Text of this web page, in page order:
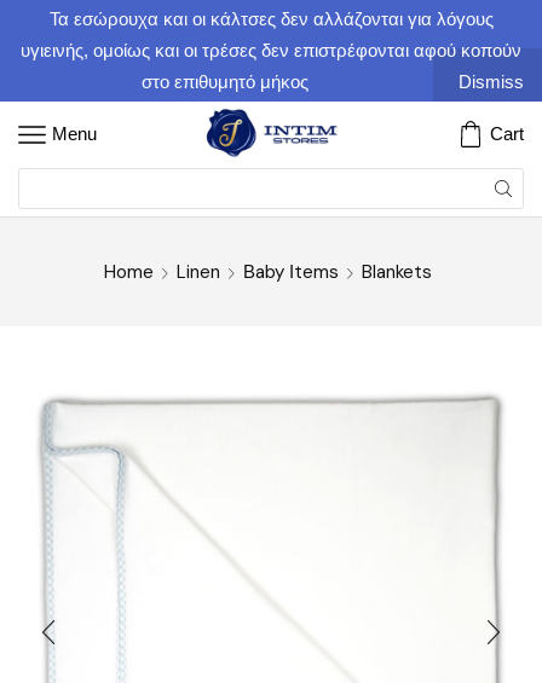
Τα εσώρουχα και οι κάλτσες δεν αλλάζονται για λόγους
υγιεινής, ομοίως και οι τρέσες δεν επιστρέφονται αφού κοπούν
στο επιθυμητό μήκος
Dismiss
Menu Cart
Home Linen Βaby Ιtems Blankets